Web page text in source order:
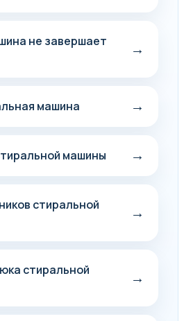
не завершает
→
машина →
машины →
стиральной
→
стиральной
→